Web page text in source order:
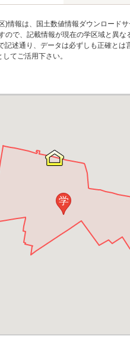
)情報は、国土数値情報ダウンロード
で、記載情報が現在の学区域と異な
記述通り、データは必ずしも正確と
てご活用下さい。
学